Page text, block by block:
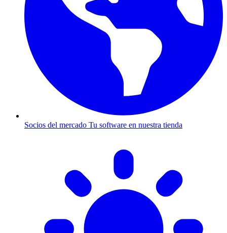
Socios del mercado Tu software en nuestra tienda